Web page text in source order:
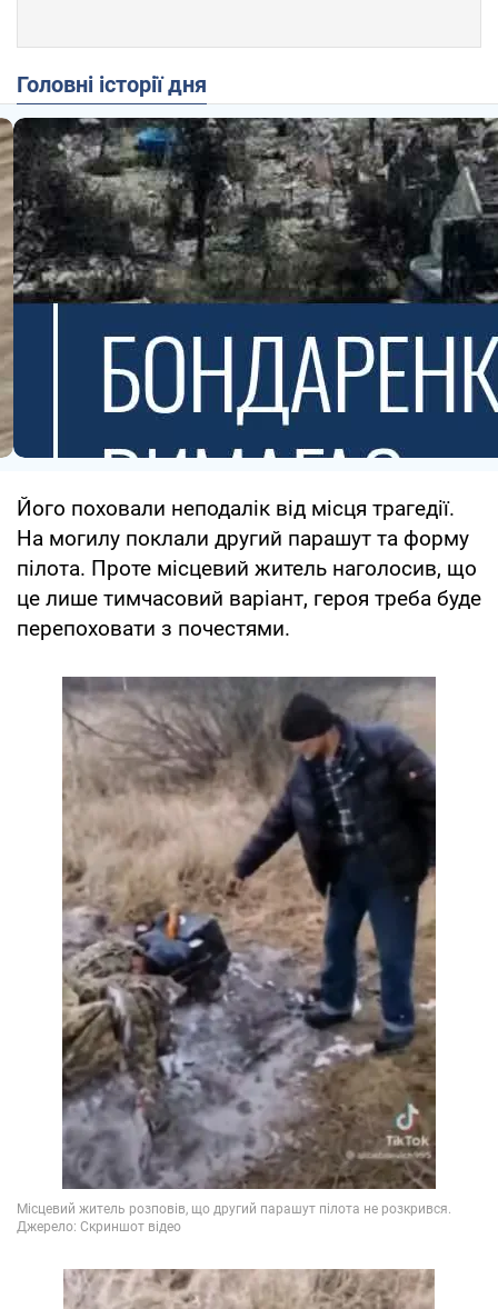
Головні історії дня
Його поховали неподалік від місця трагедії.
На могилу поклали другий парашут та форму
пілота. Проте місцевий житель наголосив, що
це лише тимчасовий варіант, героя треба буде
перепоховати з почестями.